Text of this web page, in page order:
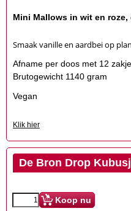
Mini Mallows in wit en
Smaak vanille en aardbei op
Afname per doos met 12
Brutogewicht 1140 gram
Vegan
Klik hier
De Bron Drop
Koop nu